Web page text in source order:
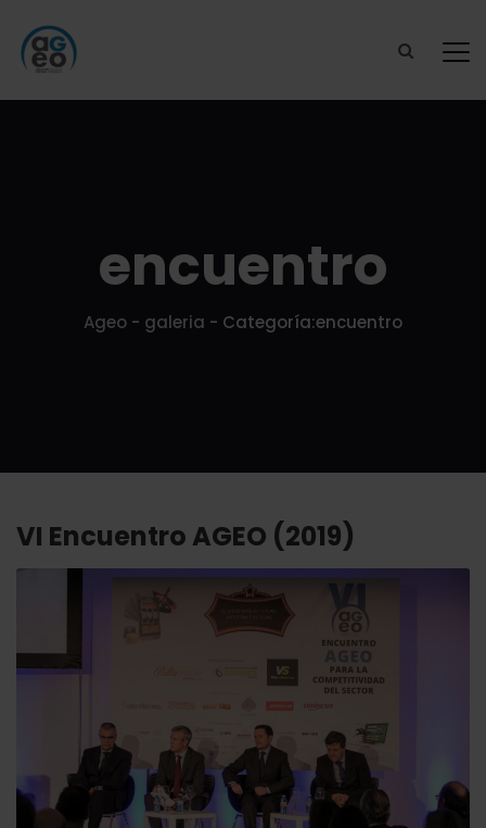
encuentro
Ageo - galeria - Categoría:encuentro
VI Encuentro AGEO (2019)